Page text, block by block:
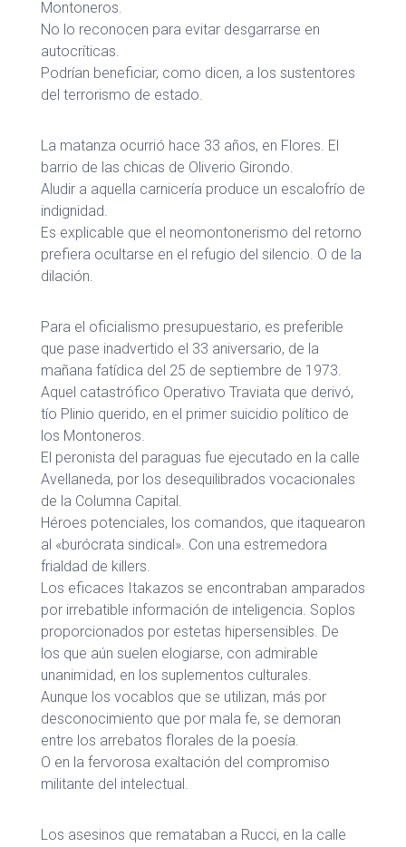
Montoneros.
No lo reconocen para evitar desgarrarse en
autocríticas.
Podrían beneficiar, como dicen, a los sustentores
del terrorismo de estado.
La matanza ocurrió hace 33 años, en Flores. El
barrio de las chicas de Oliverio Girondo.
Aludir a aquella carnicería produce un escalofrío de
indignidad.
Es explicable que el neomontonerismo del retorno
prefiera ocultarse en el refugio del silencio. O de la
dilación.
Para el oficialismo presupuestario, es preferible
que pase inadvertido el 33 aniversario, de la
mañana fatídica del 25 de septiembre de 1973.
Aquel catastrófico Operativo Traviata que derivó,
tío Plinio querido, en el primer suicidio político de
los Montoneros.
El peronista del paraguas fue ejecutado en la calle
Avellaneda, por los desequilibrados vocacionales
de la Columna Capital.
Héroes potenciales, los comandos, que itaquearon
al «burócrata sindical». Con una estremedora
frialdad de killers.
Los eficaces Itakazos se encontraban amparados
por irrebatible información de inteligencia. Soplos
proporcionados por estetas hipersensibles. De
los que aún suelen elogiarse, con admirable
unanimidad, en los suplementos culturales.
Aunque los vocablos que se utilizan, más por
desconocimiento que por mala fe, se demoran
entre los arrebatos florales de la poesía.
O en la fervorosa exaltación del compromiso
militante del intelectual.
Los asesinos que remataban a Rucci, en la calle